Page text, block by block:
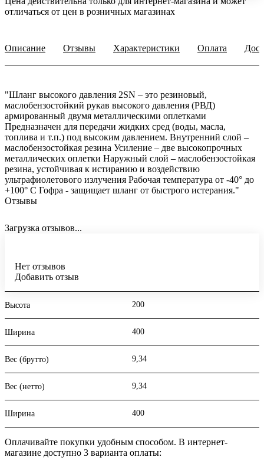
отличаться от цен в розничных магазинах
Описание Отзывы Характеристики Оплата
"Шланг высокого давления 2SN – это резиновый,
маслобензостойкий рукав высокого давления (РВД)
армированный двумя металлическими оплетками
Предназначен для передачи жидких сред (воды, масла,
топлива и т.п.) под высоким давлением. Внутренний слой –
маслобензостойкая резина Усиление – две высокопрочных
металлических оплетки Наружный слой – маслобензостойкая
резина, устойчивая к истиранию и воздействию
ультрафиолетового излучения Рабочая температура от -40° до
+100° С Гофра - защищает шланг от быстрого истерания."
Отзывы
Загрузка отзывов...
Нет отзывов
Добавить отзыв
Высота 200
Ширина 400
Вес (брутто) 9,34
Вес (нетто) 9,34
Ширина 400
Оплачивайте покупки удобным способом. В интернет-
магазине доступно 3 варианта оплаты: